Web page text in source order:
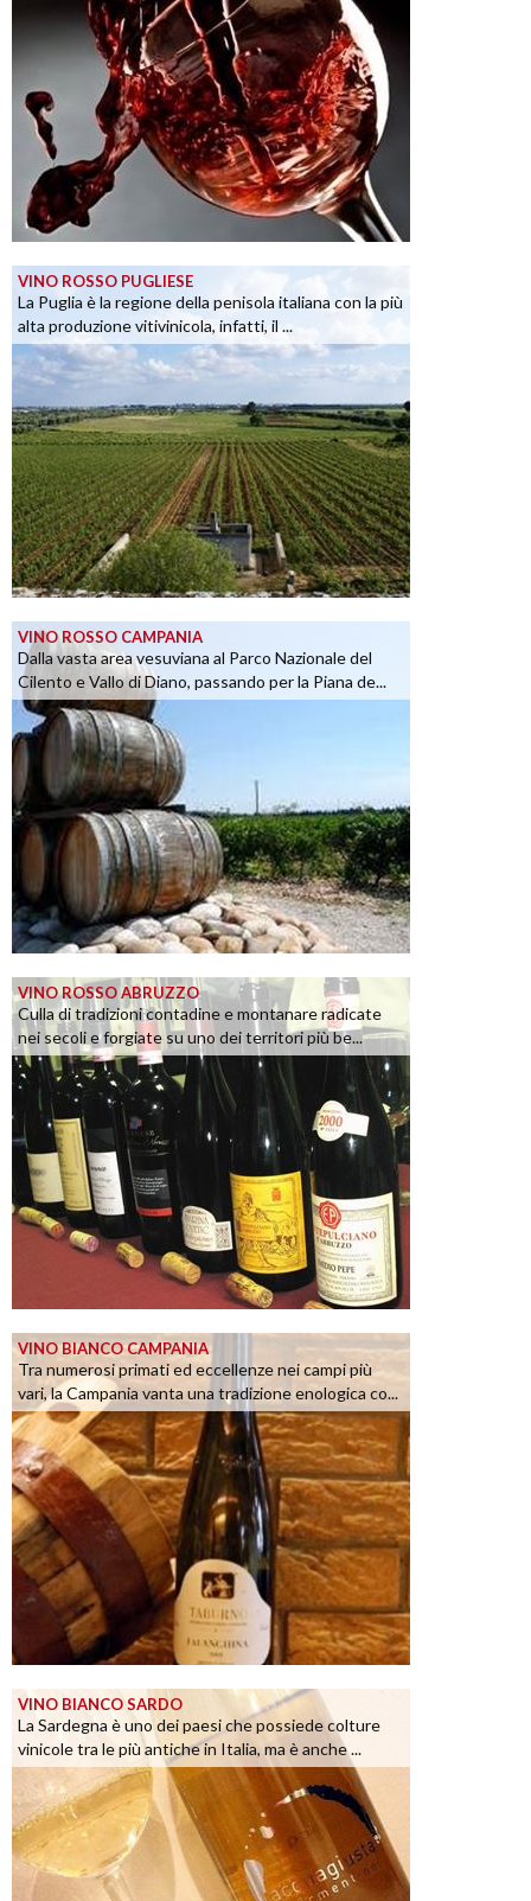
VINO ROSSO PUGLIESE
La Puglia è la regione della penisola italiana con la più
alta produzione vitivinicola, infatti, il ...
VINO ROSSO CAMPANIA
Dalla vasta area vesuviana al Parco Nazionale del
Cilento e Vallo di Diano, passando per la Piana de...
VINO ROSSO ABRUZZO
Culla di tradizioni contadine e montanare radicate
nei secoli e forgiate su uno dei territori più be...
VINO BIANCO CAMPANIA
Tra numerosi primati ed eccellenze nei campi più
vari, la Campania vanta una tradizione enologica co...
VINO BIANCO SARDO
La Sardegna è uno dei paesi che possiede colture
vinicole tra le più antiche in Italia, ma è anche ...